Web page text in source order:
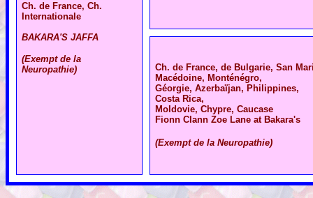
Ch. de France, Ch.
Internationale
BAKARA'S JAFFA
(Exempt de la
Neuropathie)
Ch. de France, de Bulgarie, San
Macédoine, Monténégro,
Géorgie, Azerbaïjan, Philippines,
Costa Rica,
Moldovie, Chypre, Caucase
Fionn Clann Zoe Lane at Bakara's
(Exempt de la Neuropathie)